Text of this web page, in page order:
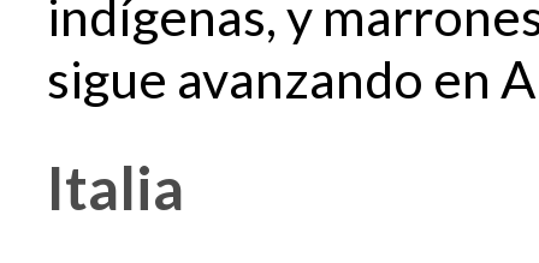
indígenas, y
sigue avanzando en
Italia